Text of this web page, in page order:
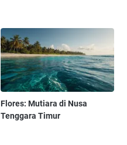
Flores: Mutiara di Nusa
Tenggara Timur